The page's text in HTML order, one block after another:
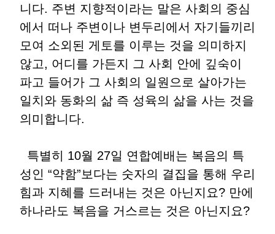
니다. 주변 지향적이라는 말은 사회의 중심
에서 떠나 주변이나 변두리에서 자기들끼리
모여 소외된 게토를 이루는 것을 의미하지
않고, 어디를 가든지 그 사회 안에 깊숙이
파고 들어가 그 사회의 일원으로 살아가는
일치와 동화의 삶 즉 성육의 삶을 사는 것을
의미합니다.
특별히 10월 27일 연합예배는 복음의 특
성인 “약함”보다는 숫자의 결집을 통해 우리
힘과 지혜를 드러내는 것은 아닌지요? 만에
하나라도 복음을 거스르는 것은 아닌지요?